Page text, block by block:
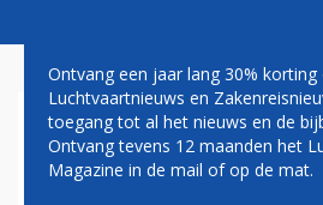
HENK VAN DEN
BLIJFT EEN
Ontvang een jaar lang 30%
Luchtvaartnieuws en
toegang tot al het nieuws en de
Ontvang tevens 12 maanden het
Magazine in de mail of op de mat.